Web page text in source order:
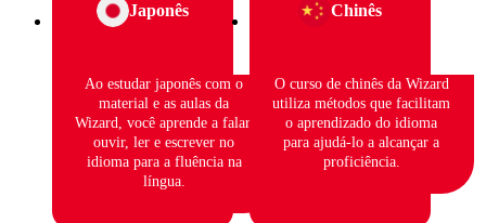
Japonês
Ao estudar japonês com o
material e as aulas da
Wizard, você aprende a falar,
ouvir, ler e escrever no
idioma para a fluência na
língua.
Chinês
O curso de chinês da Wizard
utiliza métodos que facilitam
o aprendizado do idioma
para ajudá-lo a alcançar a
proficiência.